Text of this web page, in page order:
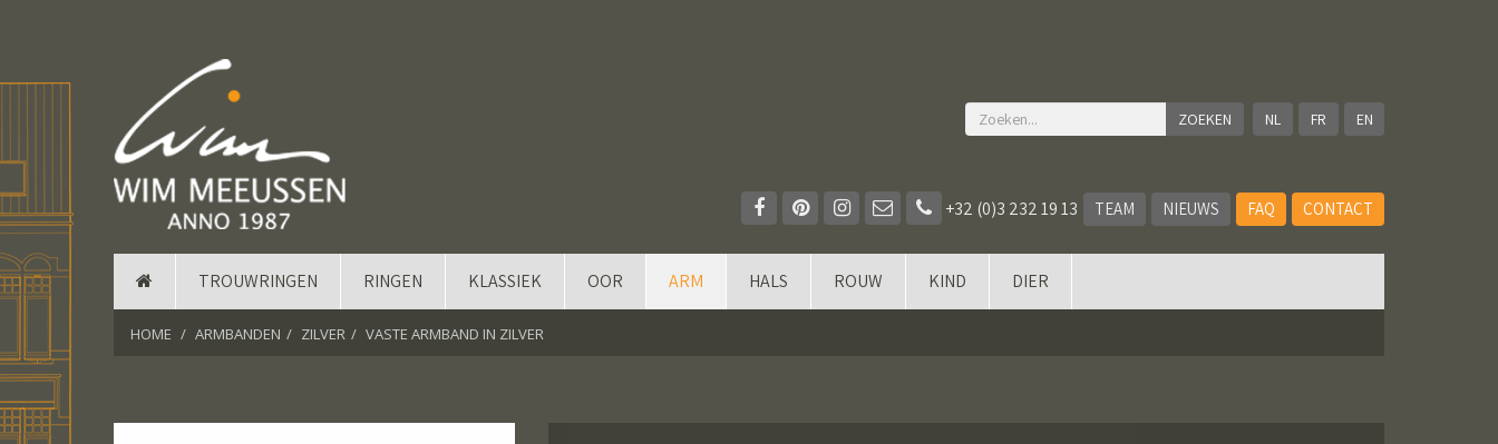
NL FR EN
+32 (0)3 232 19 13 TEAM NIEUWS FAQ CONTACT
TROUWRINGEN RINGEN KLASSIEK OOR ARM HALS ROUW KIND DIER
HOME ARMBANDEN ZILVER VASTE ARMBAND IN ZILVER